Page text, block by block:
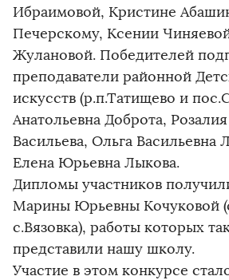
Ибраимовой, Кристине
Печерскому, Ксении
Жулановой. Победителей
преподаватели районной
искусств (р.п.Татищево и
Анатольевна Доброта,
Васильева, Ольга Васильевна
Елена Юрьевна Лыкова.
Дипломы участников
Марины Юрьевны Кочуковой
с.Вязовка), работы которых
представили нашу школу.
Участие в этом конкурсе